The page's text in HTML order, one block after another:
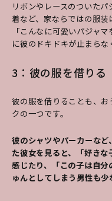
リボンやレースのついた
着など、家ならではの服装
「こんなに可愛いパジャ
に彼のドキドキが止まらな
3：彼の服を借りる
彼の服を借りることも、
クの一つです。
彼のシャツやパーカーな
た彼女を見ると、「好き
感じたり、「この子は自
ゅんとしてしまう男性も